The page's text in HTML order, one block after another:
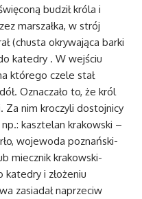
budził króla i
marszałka, w strój
(chusta okrywająca barki
katedry . W wejściu
którego czele stał
Oznaczało to, że król
Za nim kroczyli dostojnicy
kasztelan krakowski –
wojewoda poznański-
miecznik krakowski-
katedry i złożeniu
zasiadał naprzeciw